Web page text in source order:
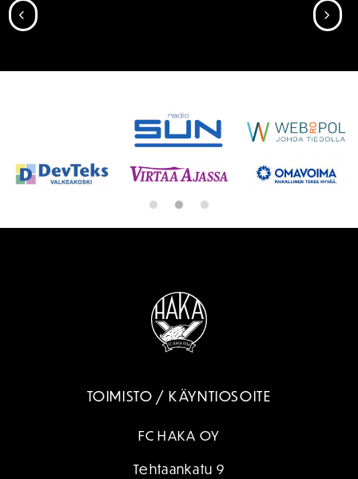
SIIRRY EDELLISEEN
TOIMISTO / KÄYNTIOSOITE
FC HAKA OY
Tehtaankatu 9